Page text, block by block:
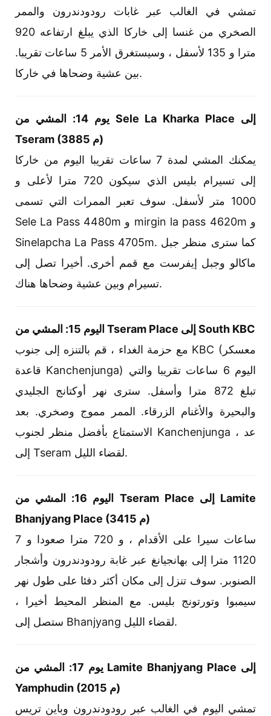
تمشي في الغالب عبر غابات رودودندرون والممر
الصخري من غنسا إلى خاركا الذي يبلغ ارتفاعه 920
مترا و 135 لأسفل ، وسيستغرق الأمر 5 ساعات تقريبا.
بين عشية وضحاها في خاركا.
يوم 14: المشي من Sele La Kharka Place إلى
Tseram (3885 م)
يمكنك المشي لمدة 7 ساعات تقريبا اليوم من خاركا
إلى تسيرام بليس الذي سيكون 720 مترا لأعلى و
1000 متر لأسفل. سوف تعبر الممرات التي تسمى
Sele La Pass 4480m و mirgin la pass 4620m و
Sinelapcha La Pass 4705m. كما سترى منظر جبل
ماكالو وجبل إيفرست مع قمم أخرى. أخيرا تصل إلى
تسيرام وبين عشية وضحاها هناك.
اليوم 15: المشي من Tseram Place إلى South KBC
مع حزمة الغداء ، قم بالتنزه إلى جنوب KBC (معسكر
قاعدة Kanchenjunga) اليوم 6 ساعات تقريبا والتي
تبلغ 872 مترا وأسفل. سترى نهر أوكتانج الجليدي
والبحيرة والأغنام الزرقاء. الممر مموج وصخري. بعد
الاستمتاع بأفضل منظر لجنوب Kanchenjunga ، عد
إلى Tseram لقضاء الليل.
اليوم 16: المشي من Tseram Place إلى Lamite
Bhanjyang Place (3415 م)
7 ساعات سيرا على الأقدام ، و 720 مترا صعودا و
1120 مترا إلى بهانجيانغ عبر غابة رودودندرون وأشجار
الصنوبر. سوف تنزل إلى مكان أكثر دفئا على طول نهر
سيمبوا وتورتونج بليس. مع المنظر المحيط أخيرا ،
ستصل إلى Bhanjyang لقضاء الليل.
يوم 17: المشي من Lamite Bhanjyang Place إلى
Yamphudin (2015 م)
تمشي اليوم في الغالب عبر رودودندرون وباين تريس